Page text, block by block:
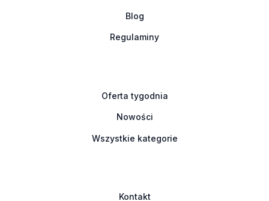
Blog
Regulaminy
Oferta tygodnia
Nowości
Wszystkie kategorie
Kontakt